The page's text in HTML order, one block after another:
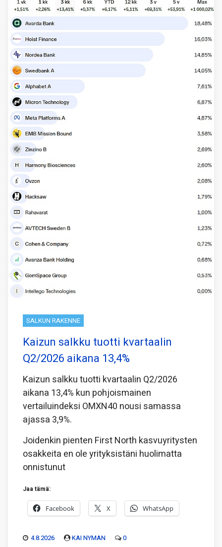
SALKUN RAKENNE
Kaizun salkku tuotti kvartaalin
Q2/2026 aikana 13,4%
Kaizun salkku tuotti kvartaalin Q2/2026
aikana 13,4% kun pohjoismainen
vertailuindeksi OMXN40 nousi samassa
ajassa 3,9%.
Joidenkin pienten First North kasvuyritysten
osakkeita en ole yrityksistäni huolimatta
onnistunut
Jaa tämä:
Facebook X WhatsApp
4.8.2026 KAI NYMAN 0